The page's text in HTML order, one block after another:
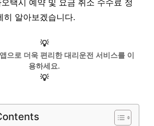
택시 예약 및 요금 취소 수수료 정
히 알아보겠습니다.
💡
으로 더욱 편리한 대리운전 서비스를 이
용하세요.
💡